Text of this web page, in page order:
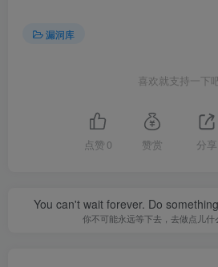
漏洞库
喜欢就支持一下
点赞 0 赞赏 分享
You can't wait forever. Do
你不可能永远等下去，去做点儿什